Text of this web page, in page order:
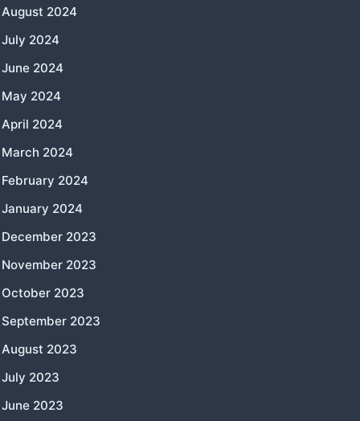
August 2024
July 2024
June 2024
May 2024
April 2024
March 2024
February 2024
January 2024
December 2023
November 2023
October 2023
September 2023
August 2023
July 2023
June 2023